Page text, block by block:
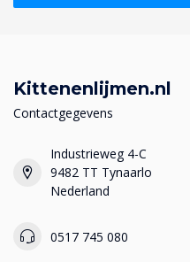
Kittenenlijmen.nl
Contactgegevens
Industrieweg 4-C
9482 TT Tynaarlo
Nederland
0517 745 080